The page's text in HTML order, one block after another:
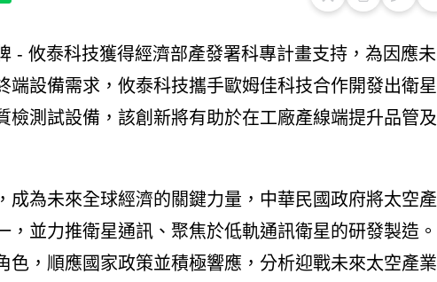
- 攸泰科技獲得經濟部產發署科專計畫支持，為因應未
端設備需求，攸泰科技攜手歐姆佳科技合作開發出衛星
檢測試設備，該創新將有助於在工廠產線端提升品管及
成為未來全球經濟的關鍵力量，中華民國政府將太空產
，並力推衛星通訊、聚焦於低軌通訊衛星的研發製造。
色，順應國家政策並積極響應，分析迎戰未來太空產業